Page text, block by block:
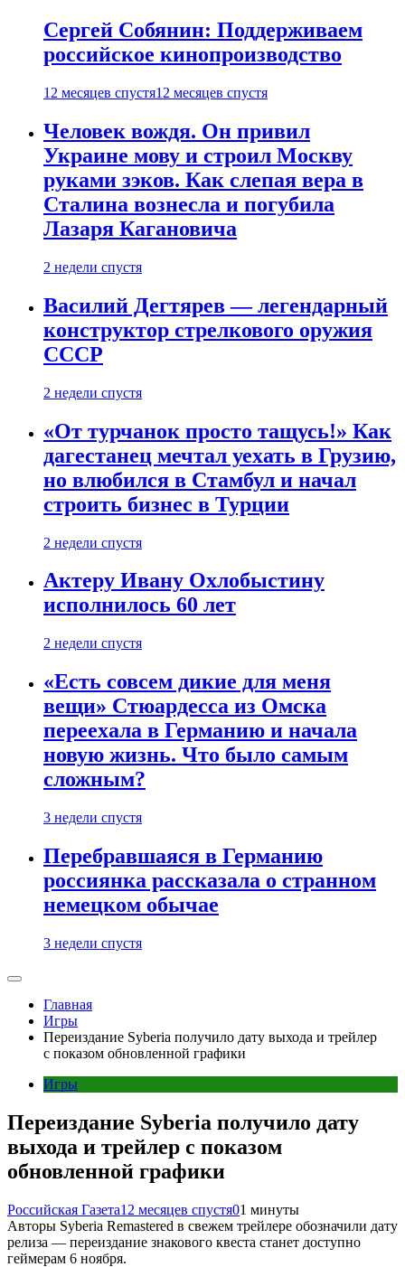
Сергей Собянин: Поддерживаем
российское кинопроизводство
12 месяцев спустя12 месяцев спустя
Человек вождя. Он привил
Украине мову и строил Москву
руками зэков. Как слепая вера в
Сталина вознесла и погубила
Лазаря Кагановича
2 недели спустя
Василий Дегтярев — легендарный
конструктор стрелкового оружия
СССР
2 недели спустя
«От турчанок просто тащусь!» Как
дагестанец мечтал уехать в Грузию,
но влюбился в Стамбул и начал
строить бизнес в Турции
2 недели спустя
Актеру Ивану Охлобыстину
исполнилось 60 лет
2 недели спустя
«Есть совсем дикие для меня
вещи» Стюардесса из Омска
переехала в Германию и начала
новую жизнь. Что было самым
сложным?
3 недели спустя
Перебравшаяся в Германию
россиянка рассказала о странном
немецком обычае
3 недели спустя
Главная
Игры
Переиздание Syberia получило дату выхода и трейлер
с показом обновленной графики
Игры
Переиздание Syberia получило дату
выхода и трейлер с показом
обновленной графики
Российская Газета12 месяцев спустя01 минуты
Авторы Syberia Remastered в свежем трейлере обозначили дату
релиза — переиздание знакового квеста станет доступно
геймерам 6 ноября.